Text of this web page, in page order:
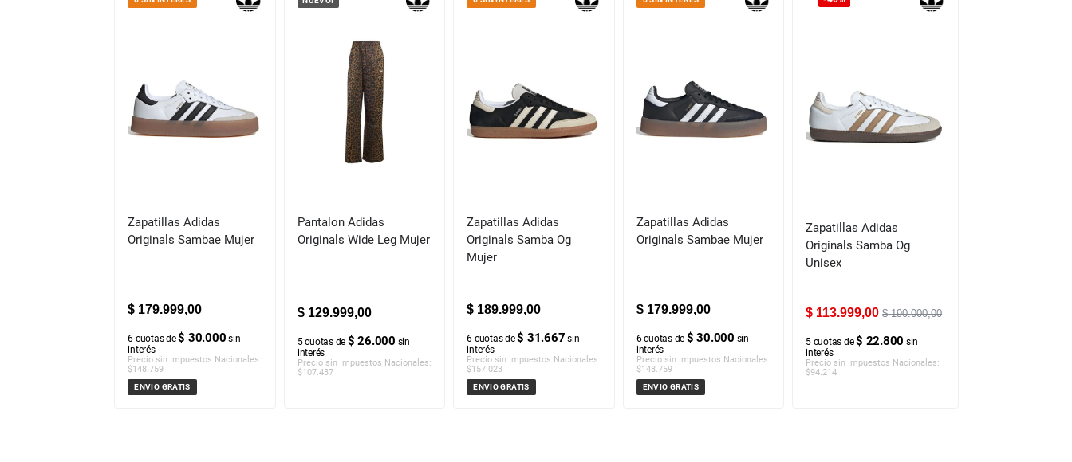
Zapatillas Adidas
Originals Sambae Mujer
$ 179.999,00
6 cuotas de$ 30.000 sin
interés
Precio sin Impuestos Nacionales:
$148.759
ENVIO GRATIS
Pantalon Adidas
Originals Wide Leg Mujer
$ 129.999,00
5cuotas de $ 26.000 sin
interés
Precio sin Impuestos Nacionales:
$107.437
Zapatillas Adidas
Originals Samba Og
Mujer
$ 189.999,00
6 cuotas de$ 31.667 sin
interés
Precio sin Impuestos Nacionales:
$157.023
ENVIO GRATIS
Zapatillas Adidas
Originals Sambae Mujer
$ 179.999,00
6cuotas de $ 30.000 sin
interés
Precio sin Impuestos Nacionales:
$148.759
ENVIO GRATIS
Zapatillas Adidas
Originals Samba Og
Unisex
$ 190.000,00
$ 113.999,00
5cuotas de$ 22.800 sin
interés
Precio sin Impuestos Nacionales:
$94.214